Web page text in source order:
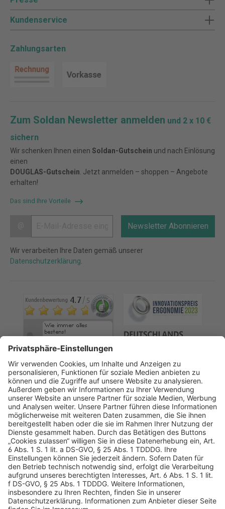
Kundenservice
Zahlungsarten
Zum Soldan Newsletter anmelden und 2 x 10 €
sichern
Wir schenken Ihnen einen Soldan-Gutschein und nach Einlösung
einen
DOUGLAS-Gutschein . Jetzt anmelden – shoppen – Angebote
erhalten!
Das sind Ihre Vorteile
Newsletter Abonnieren
Wir verarbeiten Ihre Daten gemäß unserer
Datenschutzerklärung
AGB Datenschutz
Impressum
Sicherheitshinweis
Compliance